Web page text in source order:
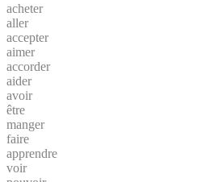
acheter
aller
accepter
aimer
accorder
aider
avoir
être
manger
faire
apprendre
voir